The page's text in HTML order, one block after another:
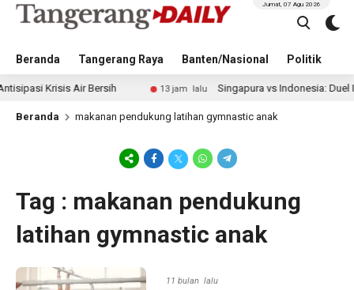
Beranda Tangerang Raya Banten/Nasional Politik
Jumat, 07 Agu 2026
Krisis Air Bersih 13 jam lalu Singapura vs Indonesia: Duel Ilhan
Beranda makanan pendukung latihan gymnastic anak
Tag : makanan pendukung
latihan gymnastic anak
11 bulan lalu